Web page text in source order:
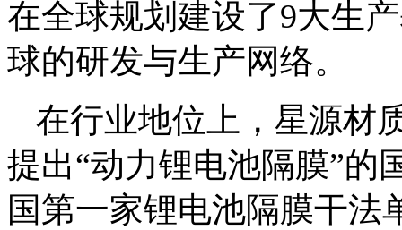
在全球规划建设了9大生
球的研发与生产网络。
在行业地位上，星源材
提出“动力锂电池隔膜”的
国第一家锂电池隔膜干法